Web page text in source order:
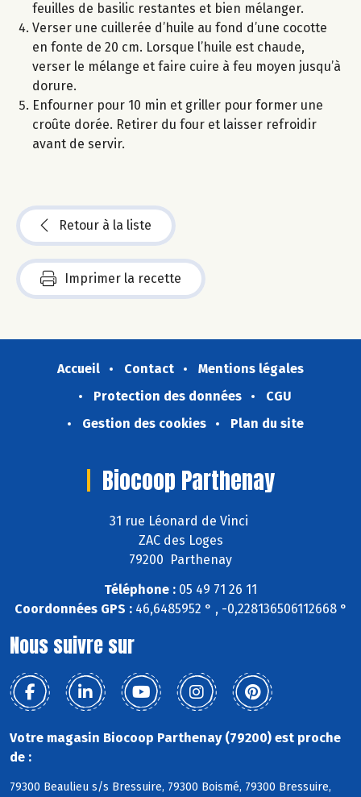
feuilles de basilic restantes et bien mélanger.
Verser une cuillerée d’huile au fond d’une cocotte
en fonte de 20 cm. Lorsque l’huile est chaude,
verser le mélange et faire cuire à feu moyen jusqu’à
dorure.
Enfourner pour 10 min et griller pour former une
croûte dorée. Retirer du four et laisser refroidir
avant de servir.
Retour à la liste
Imprimer la recette
Accueil Contact
Mentions légales
Protection des données
CGU
Gestion des cookies
Plan du site
Biocoop Parthenay
31 rue Léonard de Vinci
ZAC des Loges
79200 Parthenay
Téléphone : 05 49 71 26 11
Coordonnées GPS :46,6485952 ° , -0,228136506112668 °
Nous suivre sur
Votre magasin Biocoop Parthenay (79200) est proche
de :
79300 Beaulieu s/s Bressuire, 79300 Boismé, 79300 Bressuire,